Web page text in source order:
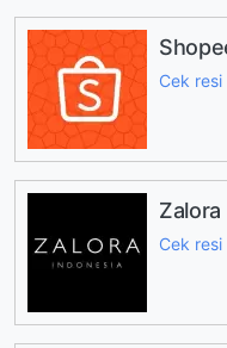
Cek
Zalora
Cek resi